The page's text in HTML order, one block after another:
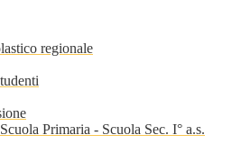
regionale
Primaria - Scuola Sec. I° a.s.